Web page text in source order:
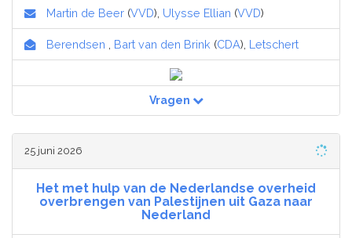
Martin de Beer (VVD), Ulysse Ellian (VVD)
Berendsen Bart van den Brink (CDA), Letschert
Vragen
25 juni 2026
Het met hulp van de Nederlandse overheid
overbrengen van Palestijnen uit Gaza naar
Nederland